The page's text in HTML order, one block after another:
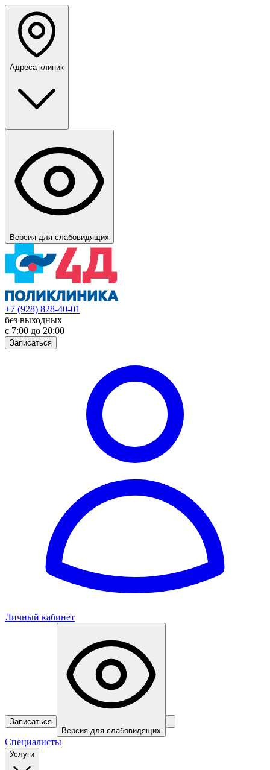
Адреса клиник
Версия для слабовидящих
+7 (928) 828-40-01
без выходных
с 7:00 до 20:00
Записаться
Личный кабинет
Записаться
Версия для слабовидящих
Специалисты
Услуги